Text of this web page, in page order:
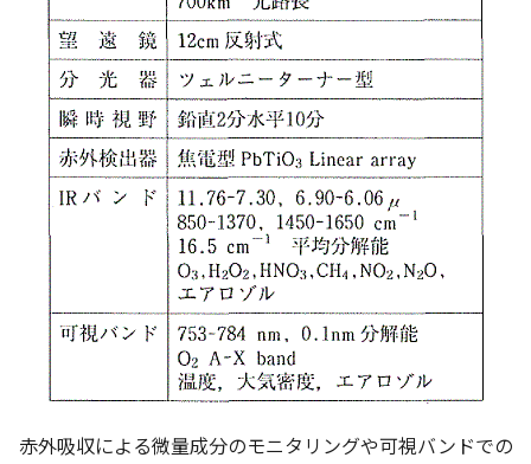
赤外吸収による微量成分のモニタリングや可視バンドでの